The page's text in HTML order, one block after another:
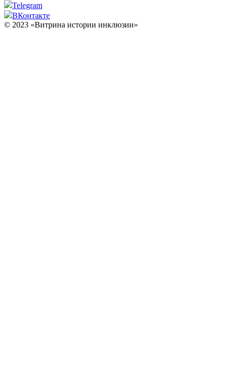
Telegram
ВКонтакте
© 2023 «Витрина истории инклюзии»